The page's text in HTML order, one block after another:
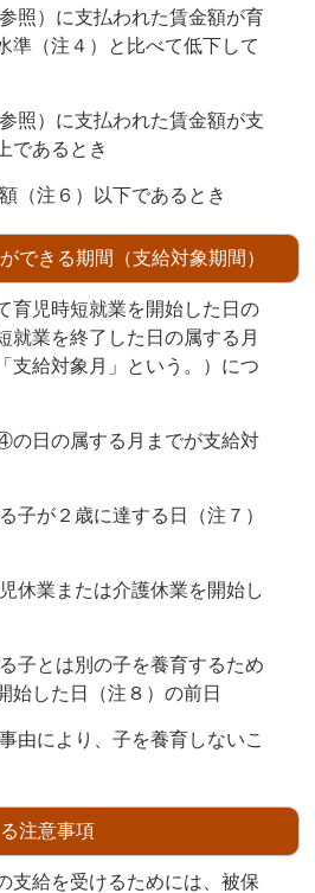
照）に支払われた賃金額が育
準（注４）と比べて低下して
照）に支払われた賃金額が支
であるとき
（注６）以下であるとき
できる期間（支給対象期間）
育児時短就業を開始した日の
就業を終了した日の属する月
支給対象月」という。）につ
日の属する月までが支給対
子が２歳に達する日（注７）
休業または介護休業を開始し
子とは別の子を養育するため
始した日（注８）の前日
由により、子を養育しないこ
注意事項
支給を受けるためには、被保